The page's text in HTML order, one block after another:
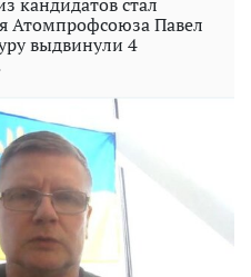
Атомпрофсоюза Павел
выдвинули 4